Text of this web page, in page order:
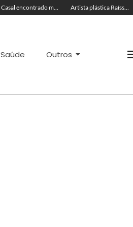
Casal encontrado morto em motel estava em banheira Artista plástica Raíssa Alvarenga expõe suas obras na Feira de Negócios do Novenário em Cruzeiro do Sul
Saúde Outros